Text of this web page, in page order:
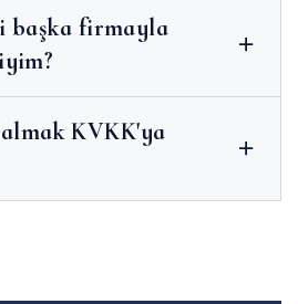
başka firmayla
KVKK'ya